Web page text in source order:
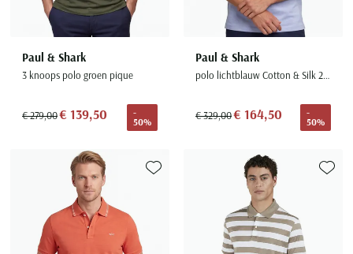
Paul & Shark
3 knoops polo groen pique
€ 279,00€ 139,50
-
50%
Paul & Shark
polo lichtblauw Cotton & Silk 2 knoops
€ 329,00€ 164,50
-
50%
Toevoegen aan favorieten